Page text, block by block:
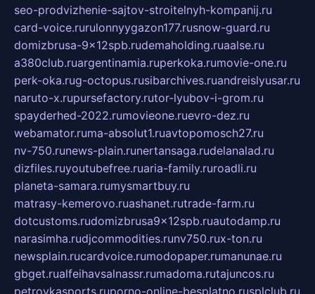
seo-prodvizhenie-sajtov-stroitelnyh-kompanij.ru
card-voice.rurulonnyygazon177.rusnow-guard.ru
domizbrusa-9x12spb.rudemaholding.ruaalse.ru
a380club.ruargentinamia.ruperkoka.rumovie-one.ru
perk-oka.rug-octopus.rusibarchives.ruandreislyusar.ru
naruto-x.rupursefactory.rutor-lyubov-i-grom.ru
spayderhed-2022.rumovieone.ruevro-dez.ru
webamator.ruma-absolut1.ruavtopomosch27.ru
nv-750.runews-plain.runertansaga.rudelanalad.ru
dizfiles.ruyoutubefree.ruaria-family.ruroadli.ru
planeta-samara.rumysmartbuy.ru
matrasy-kemerovo.ruashanet.rutrade-farm.ru
dotcustoms.rudomizbrusa9x12spb.ruautodamp.ru
narasimha.rudjcommodities.runv750.rux-ton.ru
newsplain.rucardvoice.rumodopaper.rumanunae.ru
gbget.rualfeihavsalnassr.rumadoma.rutajuncos.ru
petrovkasports.ruporno-online-besplatno.rusplclub.ru